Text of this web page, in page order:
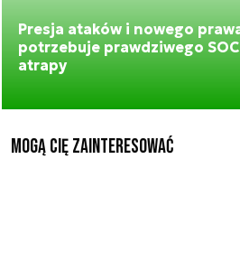
Presja ataków i nowego
potrzebuje prawdziwego
atrapy
Mogą Cię zainteresować